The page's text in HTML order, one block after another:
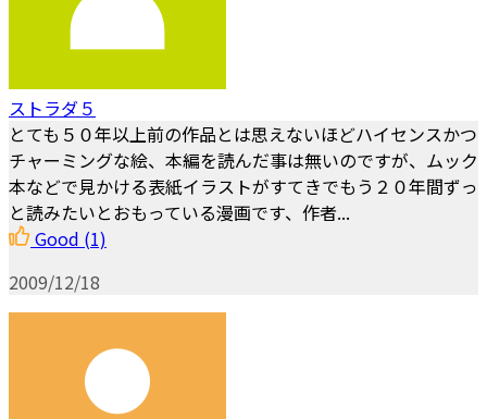
ストラダ５
とても５０年以上前の作品とは思えないほどハイセンスかつ
チャーミングな絵、本編を読んだ事は無いのですが、ムック
本などで見かける表紙イラストがすてきでもう２０年間ずっ
と読みたいとおもっている漫画です、作者...
Good (1)
2009/12/18